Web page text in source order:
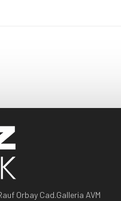
Orbay Cad.Galleria AVM